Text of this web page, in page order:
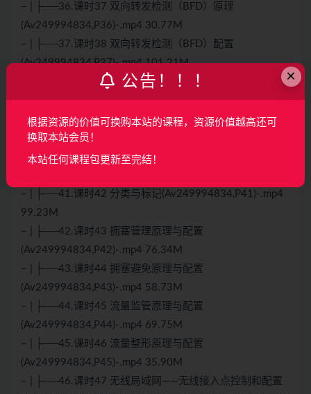
– | ├──36.课时37 双向转发检测（BFD）原理
(Av249994834,P36)-.mp4 30.77M
– | ├──37.课时38 双向转发检测（BFD）配置
(Av249994834,P37)-.mp4 101.21M
– | ├──38.课时39 网络质量分析 (NQA)原理
(Av249994834,P38)-.mp4 50.74M
– | ├──39.课时40 网络质量分析 (NQA)配置
(Av249994834,P39)-.mp4 76.83M
– | ├──40.课时41 QoS基础(Av249994834,P40)-.mp4
– | ├──41.课时42 分类与标记(Av249994834,P41)-.mp4
99.23M
– | ├──42.课时43 拥塞管理原理与配置
(Av249994834,P42)-.mp4 76.34M
– | ├──43.课时44 拥塞避免原理与配置
(Av249994834,P43)-.mp4 58.73M
– | ├──44.课时45 流量监管原理与配置
(Av249994834,P44)-.mp4 69.75M
– | ├──45.课时46 流量整形原理与配置
(Av249994834,P45)-.mp4 35.90M
– | ├──46.课时47 无线局域网——无线接入点控制和配置
×
公告！！！
根据资源的价值可换购本站的课程，资源价值越高还可
换取本站会员！
本站任何课程包更新至完结！